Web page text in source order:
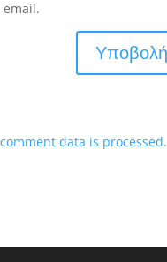
email.
data is processed.